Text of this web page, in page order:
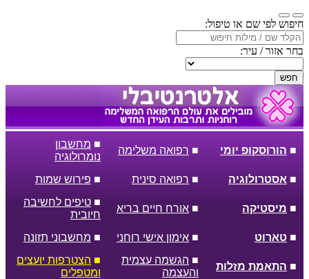
חיפוש לפי שם או טיפול:
בחר אזור / עיר:
חפש
■ הורוסקופ יומי ■ רפואה משלימה
■ מחשבון
נומרולוגיה
■ אסטרולוגיה ■ רפואה סינית ■ פירוש שמות
■ מיסטיקה ■ אורח חיים בריא
■ טיפים לחשיבה
חיובית
■ טארוט ■ אימון אישי רוחני ■ מחשבוני תזונה
■ התאמת מזלות
■ הגשמה עצמית
והעצמה
■ הצטרפות יועצים
ומטפלים